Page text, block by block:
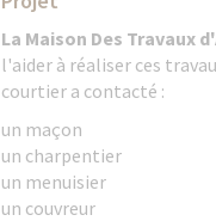
La Maison Des Travaux
l'aider à réaliser ces
courtier a contacté :
un maçon
un charpentier
un menuisier
un couvreur